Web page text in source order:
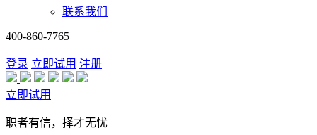
联系我们
400-860-7765
登录 立即试用 注册
立即试用
职者有信，择才无忧